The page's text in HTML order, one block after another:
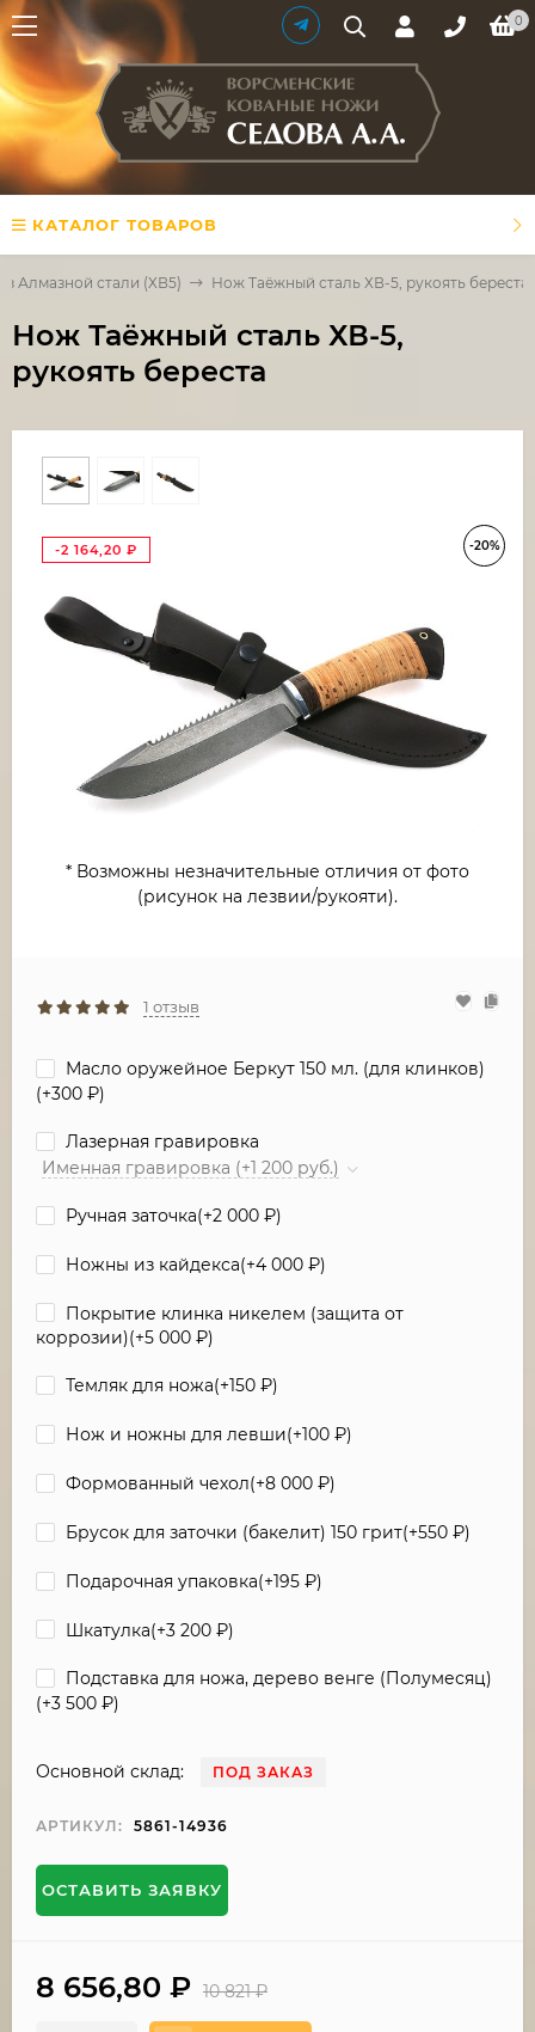
0
КАТАЛОГ ТОВАРОВ
Алмазной стали (ХВ5) Нож Таёжный сталь ХВ-5, рукоять береста
Нож Таёжный сталь ХВ-5,
рукоять береста
-20%
-2 164,20 ₽
* Возможны незначительные отличия от фото
(рисунок на лезвии/рукояти).
1 отзыв
Масло оружейное Беркут 150 мл. (для клинков)
(+300 ₽)
Лазерная гравировка
Именная гравировка (+1 200 руб.)
Ручная заточка(+2 000 ₽)
Ножны из кайдекса(+4 000 ₽)
Покрытие клинка никелем (защита от
коррозии)(+5 000 ₽)
Темляк для ножа(+150 ₽)
Нож и ножны для левши(+100 ₽)
Формованный чехол(+8 000 ₽)
Брусок для заточки (бакелит) 150 грит(+550 ₽)
Подарочная упаковка(+195 ₽)
Шкатулка(+3 200 ₽)
Подставка для ножа, дерево венге (Полумесяц)
(+3 500 ₽)
Основной склад: ПОД ЗАКАЗ
АРТИКУЛ: 5861-14936
ОСТАВИТЬ ЗАЯВКУ
8 656,80 ₽ 10 821₽